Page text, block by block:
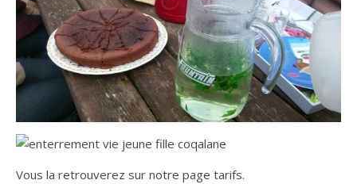
Vous la retrouverez sur notre page tarifs.